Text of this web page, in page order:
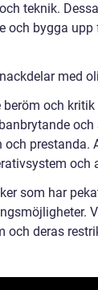
teknik.
och bygga
med
och
prestanda.
och
som har
och deras